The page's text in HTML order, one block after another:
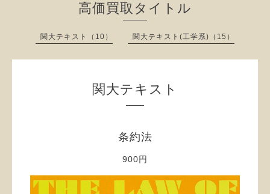
高価買取タイトル
関大テキスト（10） 関大テキスト(工学系)（15）
関大テキスト
条約法
900円